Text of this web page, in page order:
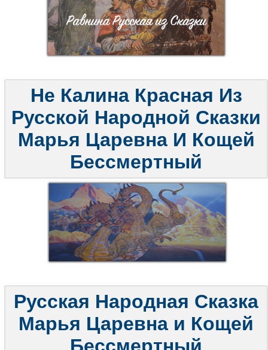
Не Калина Красная Из
Русской Народной Сказки
Марья Царевна И Кощей
Бессмертный
Русская Народная Сказка
Марья Царевна и Кощей